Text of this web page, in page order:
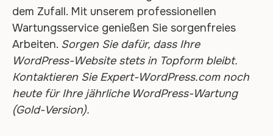
dem Zufall. Mit unserem professionellen
Wartungsservice genießen Sie sorgenfreies
Arbeiten. Sorgen Sie dafür, dass Ihre
WordPress-Website stets in Topform bleibt.
Kontaktieren Sie Expert-WordPress.com noch
heute für Ihre jährliche WordPress-Wartung
(Gold-Version).